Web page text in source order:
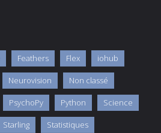
Feathers Flex iohub
Neurovision Non classé
PsychoPy Python Science
Starling Statistiques